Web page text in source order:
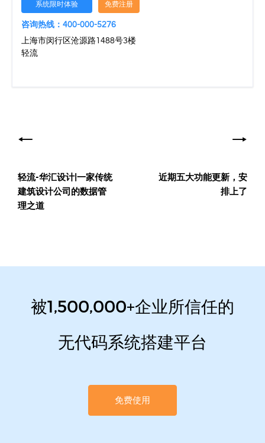
系统限时体验 免费注册
咨询热线：400-000-5276
上海市闵行区沧源路1488号3楼
轻流
章
导
航轻流-华汇设计|一家传统
建筑设计公司的数据管
理之道
近期五大功能更新，安
排上了
被1,500,000+企业所信任的
无代码系统搭建平台
免费使用